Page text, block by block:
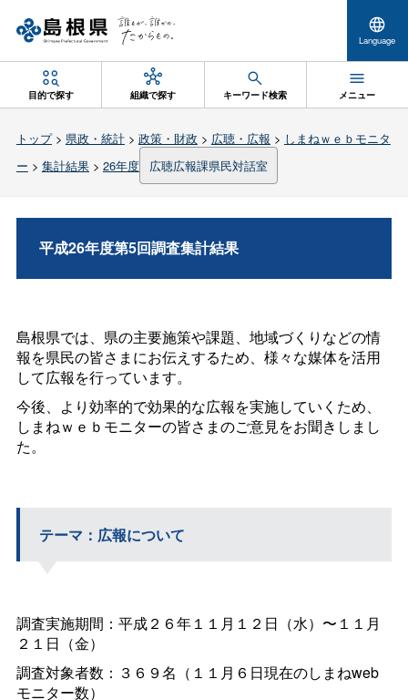
Language
目的で探す 組織で探す キーワード検索 メニュー
トップ> 県政・統計> 政策・財政 > 広聴・広報 > しまねｗｅｂモニタ
ー > 集計結果> 26年度 広聴広報課県民対話室
平成26年度第5回調査集計結果
島根県では、県の主要施策や課題、地域づくりなどの情
報を県民の皆さまにお伝えするため、様々な媒体を活用
して広報を行っています。
今後、より効率的で効果的な広報を実施していくため、
しまねｗｅｂモニターの皆さまのご意見をお聞きしまし
た。
テーマ：広報について
調査実施期間：平成２６年１１月１２日（水）〜１１月
２１日（金）
調査対象者数：３６９名（１１月６日現在のしまねweb
モニター数）